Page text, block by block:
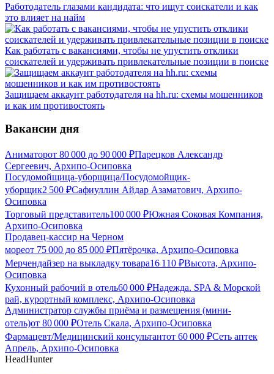
Работодатель глазами кандидата: что ищут соискатели и как
это влияет на найм
Как работать с вакансиями, чтобы не упустить отклики
соискателей и удерживать привлекательные позиции в поиске
Защищаем аккаунт работодателя на hh.ru: схемы мошенников
и как им противостоять
Вакансии дня
Аниматорот 80 000 до 90 000 ₽Парецков Александр
Сергеевич, Архипо-Осиповка
Посудомойщица-уборщица/Посудомойщик-
уборщик2 500 ₽Сафиуллин Айдар Азаматович, Архипо-
Осиповка
Торговый представитель100 000 ₽Южная Соковая Компания,
Архипо-Осиповка
Продавец-кассир на Черном
мореот 75 000 до 85 000 ₽Пятёрочка, Архипо-Осиповка
Мерчендайзер на выкладку товара16 110 ₽Высота, Архипо-
Осиповка
Кухонный рабочий в отель60 000 ₽Надежда. SPA & Морской
рай, курортный комплекс, Архипо-Осиповка
Администратор службы приёма и размещения (мини-
отель)от 80 000 ₽Отель Скала, Архипо-Осиповка
Фармацевт/Медицинский консультантот 60 000 ₽Сеть аптек
Апрель, Архипо-Осиповка
HeadHunter